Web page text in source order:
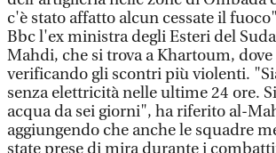
c'è stato affatto alcun cessate il
Bbc l'ex ministra degli Esteri del
Mahdi, che si trova a Khartoum,
verificando gli scontri più violenti.
senza elettricità nelle ultime 24 ore.
acqua da sei giorni", ha riferito al-
aggiungendo che anche le squadre
state prese di mira durante i